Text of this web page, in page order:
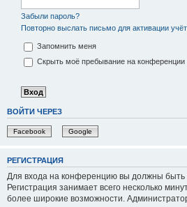
Забыли пароль?
Повторно выслать письмо для активации
Запомнить меня
Скрыть моё пребывание на конференции
ВОЙТИ ЧЕРЕЗ
Facebook Google
РЕГИСТРАЦИЯ
Для входа на конференцию вы должны быть
Регистрация занимает всего несколько
более широкие возможности.